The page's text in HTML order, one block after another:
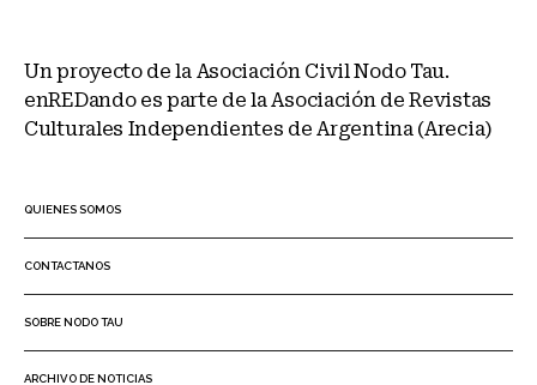
Un proyecto de la Asociación Civil Nodo Tau.
enREDando es parte de la Asociación de Revistas
Culturales Independientes de Argentina (Arecia)
QUIENES SOMOS
CONTACTANOS
SOBRE NODO TAU
ARCHIVO DE NOTICIAS